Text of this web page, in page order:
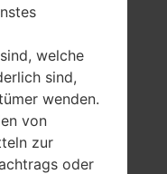
welche
sind,
wenden.
von
zur
oder